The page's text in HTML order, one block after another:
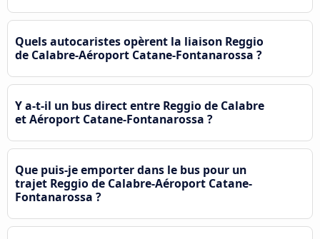
Quels autocaristes opèrent la liaison Reggio
de Calabre-Aéroport Catane-Fontanarossa ?
Y a-t-il un bus direct entre Reggio de Calabre
et Aéroport Catane-Fontanarossa ?
Que puis-je emporter dans le bus pour un
trajet Reggio de Calabre-Aéroport Catane-
Fontanarossa ?